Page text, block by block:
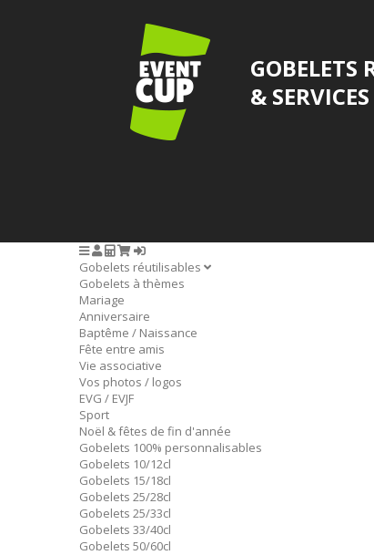
GOBELETS
&
Gobelets réutilisables
Gobelets à thèmes
Mariage
Anniversaire
Baptême / Naissance
Fête entre amis
Vie associative
Vos photos / logos
EVG / EVJF
Sport
Noël & fêtes de fin d'année
Gobelets 100% personnalisables
Gobelets 10/12cl
Gobelets 15/18cl
Gobelets 25/28cl
Gobelets 25/33cl
Gobelets 33/40cl
Gobelets 50/60cl